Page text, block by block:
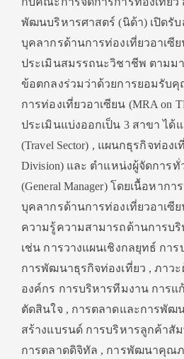
พัฒนบริหารศาสตร์ (นิด้า) เปิดรั
บุคลากรด้านการท่องเที่ยวอาเซีย
ประเมินสมรรถนะวิชาชีพ ตามม
ข้อตกลงร่วมว่าด้วยการยอมรับ
การท่องเที่ยวอาเซียน (MRA on
ประเมินแบ่งออกเป็น 3 สาขา ได้
(Travel Sector) , แผนกธุรกิจท่องเ
Division) และ ตำแหน่งผู้จัดการ
(General Manager) โดยเนื้อหาก
บุคลากรด้านการท่องเที่ยวอาเซี
ความรู้ความสามารถด้านการบริ
เช่น การวางแผนเชิงกลยุทธ์ กา
การพัฒนาธุรกิจท่องเที่ยว , ภาว
องค์กร การบริหารทีมงาน การ
ตัดสินใจ , การตลาดและการพัฒ
สร้างแบรนด์ การบริหารลูกค้าสั
การตลาดดิจิทัล , การพัฒนาคุณ